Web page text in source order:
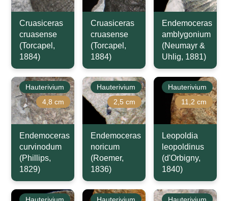
Cruasiceras
cruasense
(Torcapel,
1884)
Cruasiceras
cruasense
(Torcapel,
1884)
Endemoceras
amblygonium
(Neumayr &
Uhlig, 1881)
Hauterivium
4,8 cm
Endemoceras
curvinodum
(Phillips,
1829)
Hauterivium
2,5 cm
Endemoceras
noricum
(Roemer,
1836)
Hauterivium
11,2 cm
Leopoldia
leopoldinus
(d'Orbigny,
1840)